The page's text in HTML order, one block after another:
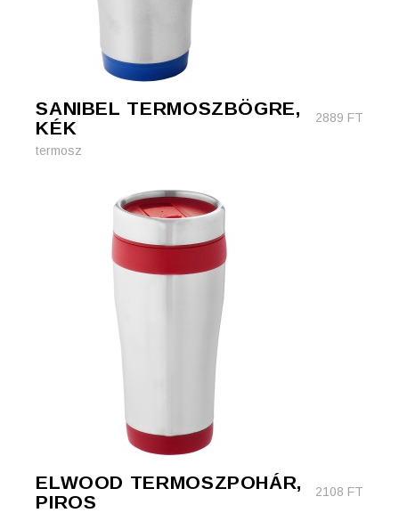
SANIBEL TERMOSZBÖGRE,
KÉK
2889 FT
termosz
ELWOOD TERMOSZPOHÁR,
PIROS
2108 FT